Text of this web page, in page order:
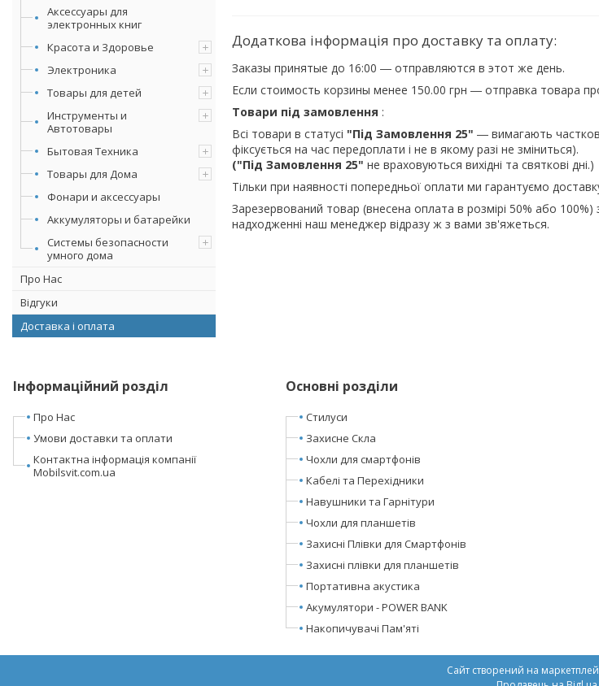
Аксессуары для
электронных книг
Красота и Здоровье
Электроника
Товары для детей
Инструменты и
Автотовары
Бытовая Техника
Товары для Дома
Фонари и аксессуары
Аккумуляторы и батарейки
Системы безопасности
умного дома
Про Нас
Відгуки
Доставка і оплата
Заказы принятые до 16:00 ― отправляются в этот же день.
Если стоимость корзины менее 150.00 грн ― отправка товара
Товари під замовлення :
Всі товари в статусі "Під Замовлення 25" ― вимагають
фіксується на час передоплати і не в якому разі не зміниться).
("Під Замовлення 25" не враховуються вихідні та святкові дні.)
Тільки при наявності попередньої оплати ми гарантуємо
Зарезервований товар (внесена оплата в розмірі 50% або 100%)
надходженні наш менеджер відразу ж з вами зв'яжеться.
Інформаційний розділ
Про Нас
Умови доставки та оплати
Контактна інформація компанії
Mobilsvit.com.ua
Основні розділи
Стилуси
Захисне Скла
Чохли для смартфонів
Кабелі та Перехідники
Навушники та Гарнітури
Чохли для планшетів
Захисні Плівки для Смартфонів
Захисні плівки для планшетів
Портативна акустика
Акумулятори - POWER BANK
Накопичувачі Пам'яті
Сайт створений на